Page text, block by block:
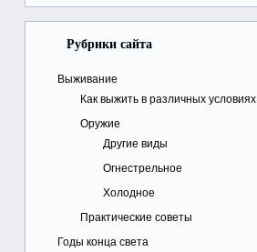
Рубрики сайта
Выживание
Как выжить в различных условиях
Оружие
Другие виды
Огнестрельное
Холодное
Практические советы
Годы конца света